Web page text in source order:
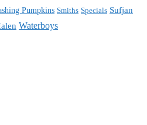
Pumpkins Smiths Specials Sufjan
Waterboys